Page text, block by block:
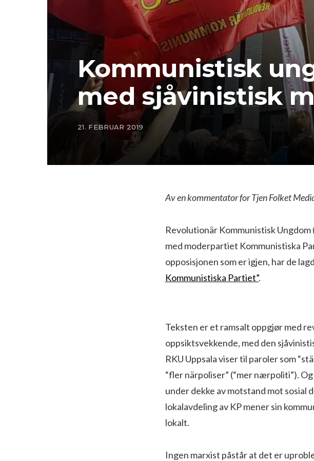
Kommunistisk
med sjåvinistisk
21. FEBRUAR 2019
Av en kommentator for Tjen Folket
Revolutionär Kommunistisk
med moderpartiet Kommunistiska
opposisjonen som er igjen, har de
Kommunistiska Partiet”.
Teksten er et ramsalt oppgjør med
oppsiktsvekkende, med den
RKU Uppsala viser til paroler som
“fler närpoliser” (“mer nærpoliti”).
under dekke av motstand mot sosial
lokalavdeling av KP mener sin
lokalt.
Ingen marxist påstår at det er